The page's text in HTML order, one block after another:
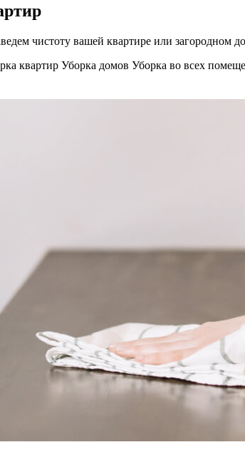
чистоту вашей квартире или загородном
квартир Уборка домов Уборка во всех